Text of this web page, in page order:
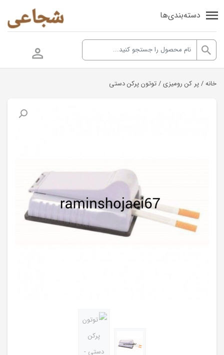
دسته‌بندی‌ها
خانه/پر کن رومیزی/ توتون پرکن دستی